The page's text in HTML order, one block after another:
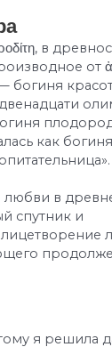
в
от
богиня
как
в
спутник и
я решила